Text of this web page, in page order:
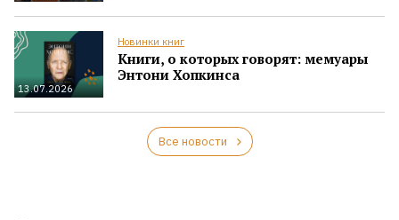
13.07.2026
Новинки книг
Книги, о которых говорят: мемуары
Энтони Хопкинса
Все новости